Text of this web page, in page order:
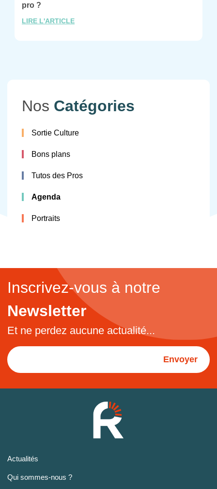
pro ?
LIRE L'ARTICLE
Nos Catégories
Sortie Culture
Bons plans
Tutos des Pros
Agenda
Portraits
Inscrivez-vous à notre
Newsletter
Et ne perdez aucune actualité...
Envoyer
Actualités
Qui sommes-nous ?